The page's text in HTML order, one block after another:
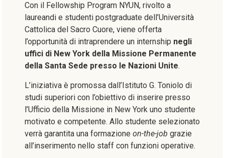
Con il Fellowship Program NYUN, rivolto a
laureandi e studenti postgraduate dell’Università
Cattolica del Sacro Cuore, viene offerta
l’opportunità di intraprendere un internship negli
uffici di New York della Missione Permanente
della Santa Sede presso le Nazioni Unite.
L’iniziativa è promossa dall’Istituto G. Toniolo di
studi superiori con l’obiettivo di inserire presso
l’Ufficio della Missione in New York uno studente
motivato e competente. Allo studente selezionato
verrà garantita una formazione on-the-job grazie
all’inserimento nello staff con funzioni operative.